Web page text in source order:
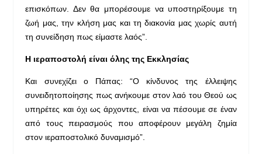
επισκόπων. Δεν θα μπορέσουμε να υποστηρίξουμε τη
ζωή μας, την κλήση μας και τη διακονία μας χωρίς αυτή
τη συνείδηση πως είμαστε λαός”.
Η ιεραποστολή είναι όλης της Εκκλησίας
Και συνεχίζει ο Πάπας: “Ο κίνδυνος της έλλειψης
συνειδητοποίησης πως ανήκουμε στον λαό του Θεού ως
υπηρέτες και όχι ως άρχοντες, είναι να πέσουμε σε έναν
από τους πειρασμούς που αποφέρουν μεγάλη ζημία
στον ιεραποστολικό δυναμισμό”.